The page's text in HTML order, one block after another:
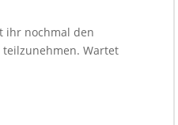
ihr nochmal den
Wartet